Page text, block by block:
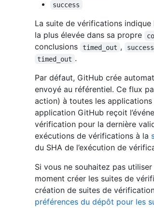
success
La suite de vérifications indique
la plus élevée dans sa propre
conclusions
timed_out , success
timed_out .
Par défaut, GitHub crée
envoyé au référentiel. Ce flux
action) à toutes les
application GitHub reçoit
vérification pour la dernière
exécutions de vérifications à la
du SHA de l’exécution de
Si vous ne souhaitez pas
moment créer les suites de
création de suites de
préférences du dépôt pour les